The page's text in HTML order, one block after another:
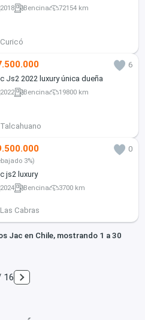
2018 Bencina 72154 km
Curicó
6
Js2 2022 luxury única dueña
2022 Bencina 19800 km
Talcahuano
0
3%)
js2 luxury
2024 Bencina 3700 km
Las Cabras
Jac en Chile, mostrando 1 a 30
16